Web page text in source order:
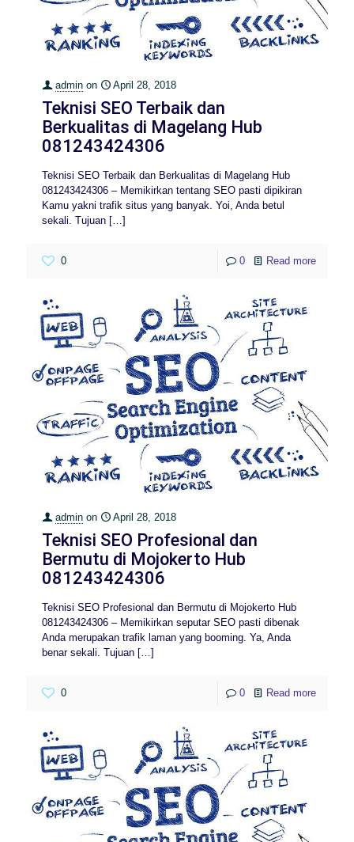
admin on April 28, 2018
Teknisi SEO Terbaik dan
Berkualitas di Magelang Hub
081243424306
Teknisi SEO Terbaik dan Berkualitas di Magelang Hub
081243424306 – Memikirkan tentang SEO pasti dipikiran
Kamu yakni trafik situs yang banyak. Yoi, Anda betul
sekali. Tujuan […]
0 0 Read more
admin on April 28, 2018
Teknisi SEO Profesional dan
Bermutu di Mojokerto Hub
081243424306
Teknisi SEO Profesional dan Bermutu di Mojokerto Hub
081243424306 – Memikirkan seputar SEO pasti dibenak
Anda merupakan trafik laman yang booming. Ya, Anda
benar sekali. Tujuan […]
0 0 Read more